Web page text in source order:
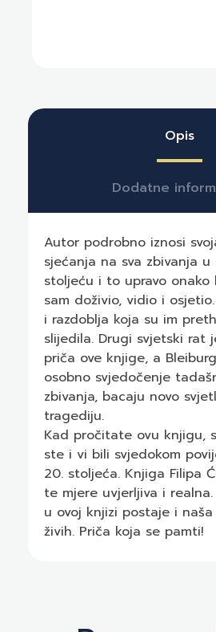
Opis
Dodatne
Autor podrobno iznosi
sjećanja na sva zbivanja u
stoljeću i to upravo onako
sam doživio, vidio i
i razdoblja koja su im
slijedila. Drugi svjetski rat
priča ove knjige, a
osobno svjedočenje
zbivanja, bacaju novo
tragediju.
Kad pročitate ovu knjigu,
ste i vi bili svjedokom
20. stoljeća. Knjiga Filipa
te mjere uvjerljiva i
u ovoj knjizi postaje i
živih. Priča koja se pamti!